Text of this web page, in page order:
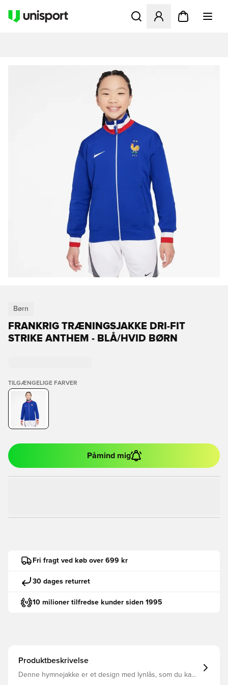
Åbner en Modal til at
Børn
FRANKRIG TRÆNINGSJAKKE DRI-FIT
STRIKE ANTHEM - BLÅ/HVID BØRN
TILGÆNGELIGE FARVER
Påmind mig
Fri fragt ved køb over 699 kr
30 dages returret
10 milioner tilfredse kunder siden 1995
Produktbeskrivelse
Denne hymnejakke er et design med lynlås, som du kan